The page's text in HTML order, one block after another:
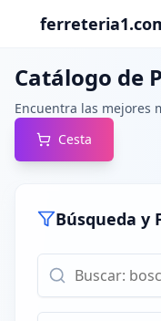
Catálogo de
Encuentra las mejores
Cesta
Búsqueda y